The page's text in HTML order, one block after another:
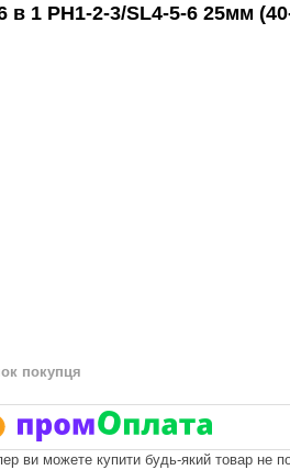
в 1 PH1-2-3/SL4-5-6 25мм
покупця
ви можете купити будь-який товар не